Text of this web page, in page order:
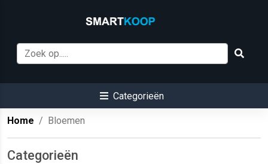
Categorieën
Home Bloemen
Categorieën